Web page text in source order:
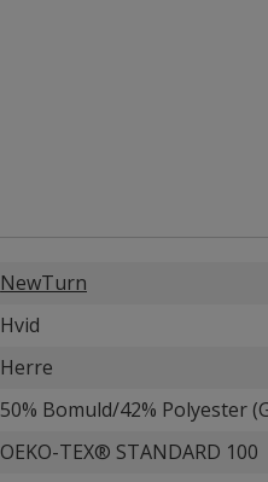
NewTurn
Hvid
Herre
50% Bomuld/42% Polyester
OEKO-TEX® STANDARD 100